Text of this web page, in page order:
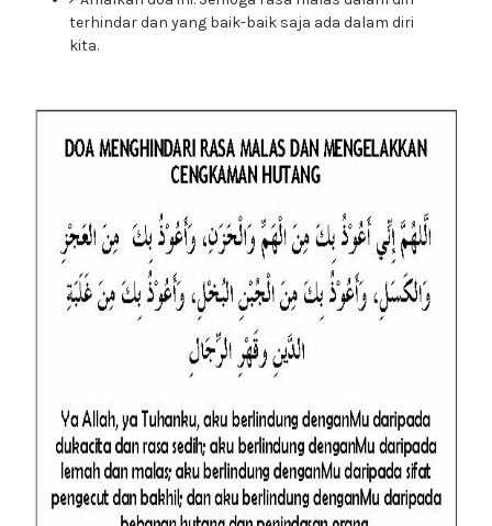
terhindar dan yang baik-baik saja ada dalam diri
kita.